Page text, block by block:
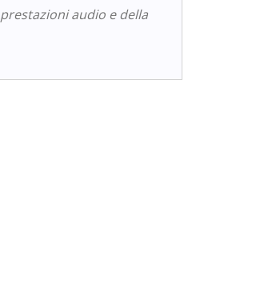
audio e della